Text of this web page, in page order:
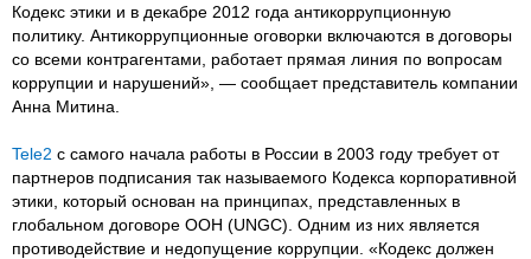
Кодекс этики и в декабре 2012 года антикоррупционную
политику. Антикоррупционные оговорки включаются в договоры
со всеми контрагентами, работает прямая линия по вопросам
коррупции и нарушений», — сообщает представитель компании
Анна Митина.
Tele2 с самого начала работы в России в 2003 году требует от
партнеров подписания так называемого Кодекса корпоративной
этики, который основан на принципах, представленных в
глобальном договоре ООН (UNGC). Одним из них является
противодействие и недопущение коррупции. «Кодекс должен